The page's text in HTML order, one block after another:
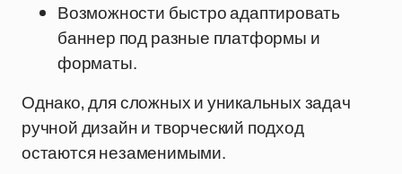
Возможности быстро адаптировать
баннер под разные платформы и
форматы.
Однако, для сложных и уникальных задач
ручной дизайн и творческий подход
остаются незаменимыми.